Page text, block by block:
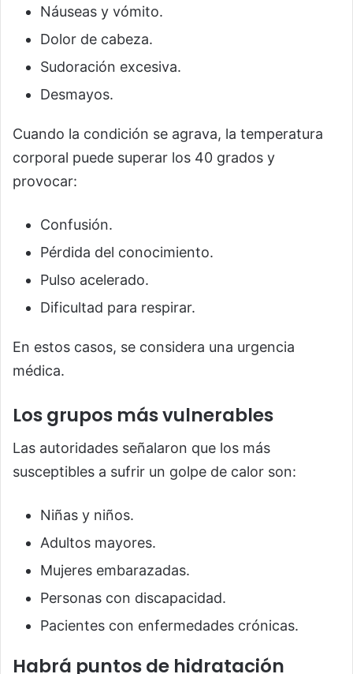
Náuseas y vómito.
Dolor de cabeza.
Sudoración excesiva.
Desmayos.
Cuando la condición se agrava, la temperatura
corporal puede superar los 40 grados y
provocar:
Confusión.
Pérdida del conocimiento.
Pulso acelerado.
Dificultad para respirar.
En estos casos, se considera una urgencia
médica.
Los grupos más vulnerables
Las autoridades señalaron que los más
susceptibles a sufrir un golpe de calor son:
Niñas y niños.
Adultos mayores.
Mujeres embarazadas.
Personas con discapacidad.
Pacientes con enfermedades crónicas.
Habrá puntos de hidratación